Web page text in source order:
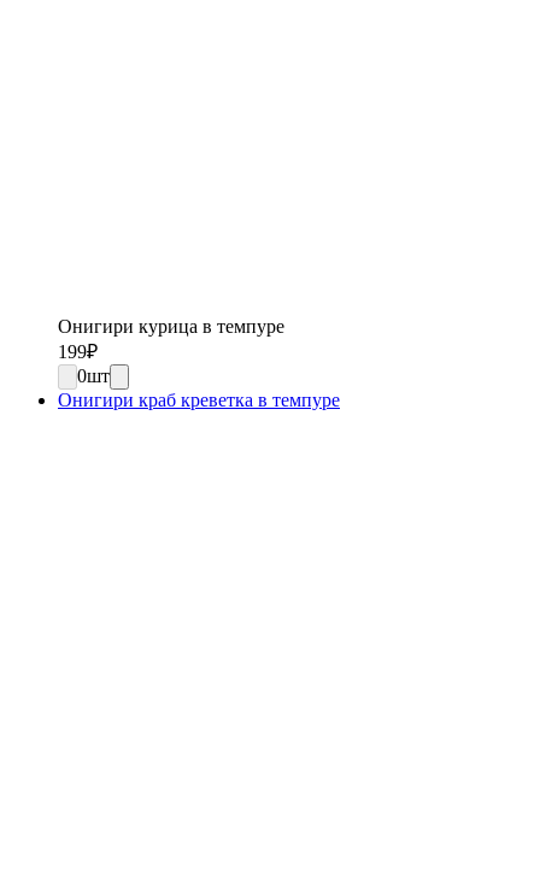
Онигири курица в темпуре
199₽
0шт
Онигири краб креветка в темпуре